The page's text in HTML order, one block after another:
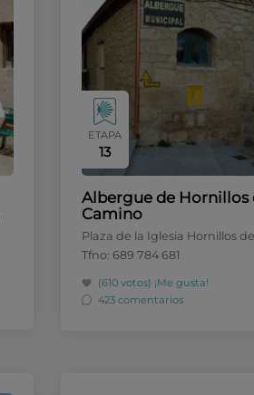
ETAPA
13
Albergue de Hornillos
Camino
Plaza de la Iglesia Hornillos
Tfno: 689 784 681
(610 votos) ¡Me gusta!
423 comentarios